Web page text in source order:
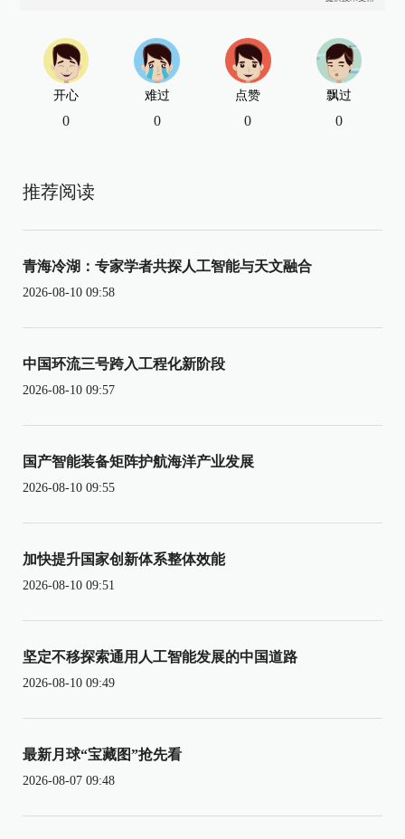
开心
0
难过
0
点赞
0
飘过
0
推荐阅读
青海冷湖：专家学者共探人工智能与天文融合
2026-08-10 09:58
中国环流三号跨入工程化新阶段
2026-08-10 09:57
国产智能装备矩阵护航海洋产业发展
2026-08-10 09:55
加快提升国家创新体系整体效能
2026-08-10 09:51
坚定不移探索通用人工智能发展的中国道路
2026-08-10 09:49
最新月球“宝藏图”抢先看
2026-08-07 09:48